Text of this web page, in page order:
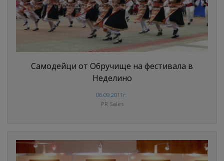
Самодейци от Обручище на фестивала в
Неделино
06.09.2011г.
PR Sales